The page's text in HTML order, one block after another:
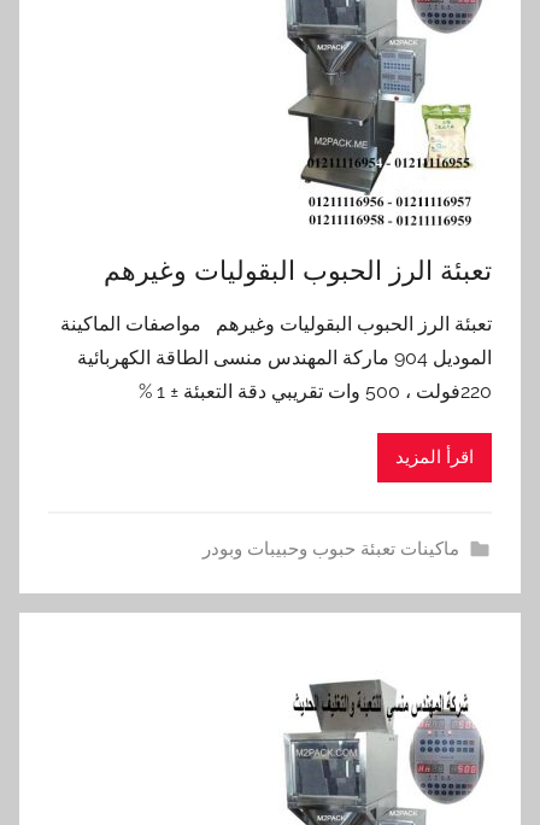
تعبئة الرز الحبوب البقوليات وغيرهم
تعبئة الرز الحبوب البقوليات وغيرهم مواصفات الماكينة
الموديل 904 ماركة المهندس منسى الطاقة الكهربائية
220فولت ، 500 وات تقريبي دقة التعبئة ± 1 %
اقرأ المزيد
ماكينات تعبئة حبوب وحبيبات وبودر